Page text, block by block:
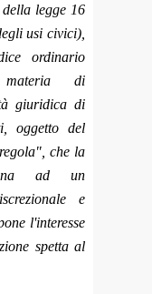
legge 16
usi civici),
ordinario
materia di
giuridica di
oggetto del
che la
ad un
e
l'interesse
spetta al